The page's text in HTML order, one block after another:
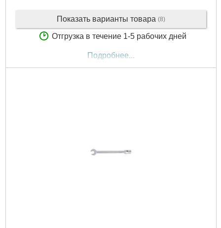
Показать варианты товара (8)
Отгрузка в течение 1-5 рабочих дней
Подробнее...